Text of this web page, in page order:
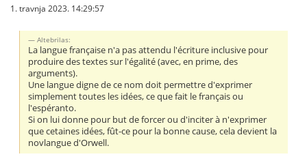
1. travnja 2023. 14:29:57
Altebrilas:
La langue française n'a pas attendu l'écriture inclusive pour
produire des textes sur l'égalité (avec, en prime, des
arguments).
Une langue digne de ce nom doit permettre d'exprimer
simplement toutes les idées, ce que fait le français ou
l'espéranto.
Si on lui donne pour but de forcer ou d'inciter à n'exprimer
que cetaines idées, fût-ce pour la bonne cause, cela devient la
novlangue d'Orwell.